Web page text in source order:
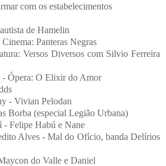
com os estabelecimentos
de Hamelin
Panteras Negras
Versos Diversos com Silvio Ferreira
- Ópera: O Elixir do Amor
- Vivian Pelodan
Borba (especial Legião Urbana)
- Felipe Habú e Nane
Alves - Mal do Ofício, banda Delírios
do Valle e Daniel